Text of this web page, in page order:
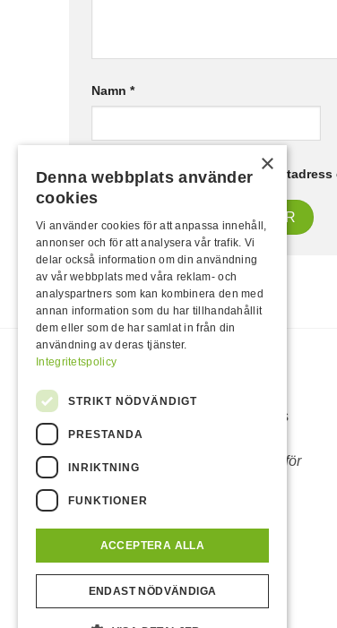
Namn *
Spara mitt namn, min e-
OM OSS
Sedan 1986 är Rojo hela Sveriges
självklara val för hem och
fritidsprodukter.
Vi lever vidare därför
Sortimentet hos Rojo är bevisat
framgångsrikt i över 35 år.
×
Denna webbplats använder
cookies
Vi använder cookies för att anpassa innehåll,
annonser och för att analysera vår trafik. Vi
delar också information om din användning
av vår webbplats med våra reklam- och
analyspartners som kan kombinera den med
annan information som du har tillhandahållit
dem eller som de har samlat in från din
användning av deras tjänster.
Integritetspolicy
STRIKT NÖDVÄNDIGT
PRESTANDA
INRIKTNING
FUNKTIONER
ACCEPTERA ALLA
ENDAST NÖDVÄNDIGA